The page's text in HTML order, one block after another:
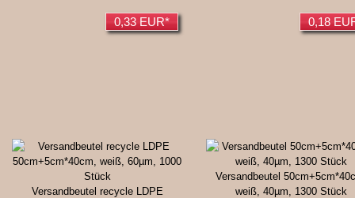
0,33 EUR* 0,18
Versandbeutel recycle LDPE
Versandbeutel
weiß, 40µm, 1300 Stück